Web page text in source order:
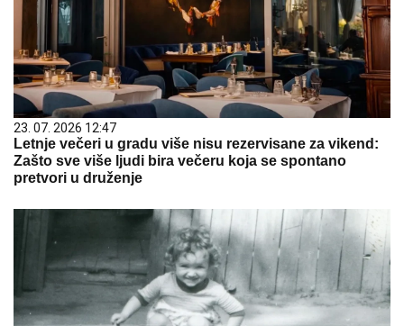
23. 07. 2026 12:47
Letnje večeri u gradu više nisu rezervisane za vikend:
Zašto sve više ljudi bira večeru koja se spontano
pretvori u druženje